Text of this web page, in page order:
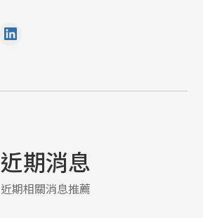
近期消息
近期相關消息推薦